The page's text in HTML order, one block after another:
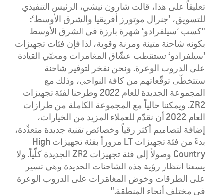
تعليقاً على هذا، قالت شارون نيشي، الرئيس التنفيذي
للتسويق، ’جنرال موتورز أفريقيا والشرق الأوسط‘:
"كسب ’سيلفرادو‘ شهرة بارزة في الشرق الأوسط
بكونه شاحنة متينة ومرنة وقوية، لذا فإن فئات تجهيزات
’سيلفرادو‘ تستقطب عشّاق المغامرات ومحبّي القيادة
على الدروب الوعرة. ونحن نفخر لتوفير شاحنة
ستتخطّى توقّعاتهم من كافة النواحي، وذلك مع
المجموعة الجديدة للعام 2022 وطرحنا لفئة تجهيزات
ZR2. ويمكننا حالياً مع المجموعة الكاملة من طرازات
العام 2022 أن نقدّم للعملاء المزيد من الخيارات،
إضافة لتصاميم أكثر رقياً وخصائص تقنية جديدة متعدِّدة،
بدءً من فئة تجهيزات LT مروراً بفئة تجهيزات High
Country وصولاً إلى فئة تجهيزات ZR2 الجديدة كلّياً. ولا
يسعنا انتظار رؤية هذه الشاحنات الجديدة وهي تسير
على الطرقات وخوض المغامَرات على الدروب الوعرة
في مختلف أنحاء المنطقة."